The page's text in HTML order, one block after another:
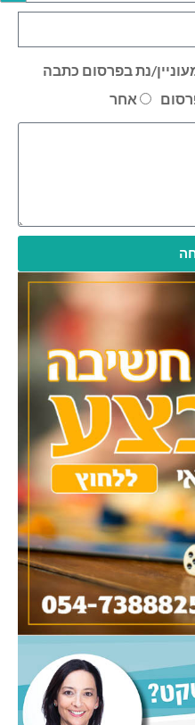
נת בפרסום כתבה
אחר